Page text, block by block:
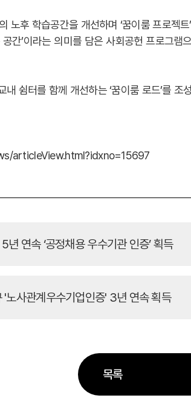
노후 학습공간을 개선하며 ‘꿈이룸 프로젝트
공간’이라는 의미를 담은 사회공헌 프로
쉼터를 함께 개선하는 ‘꿈이룸 로드’를 조
articleView.html?idxno=15697
연속 ‘공정채용 우수기관 인증’ 획득
노사관계우수기업인증' 3년 연속 획득
목록